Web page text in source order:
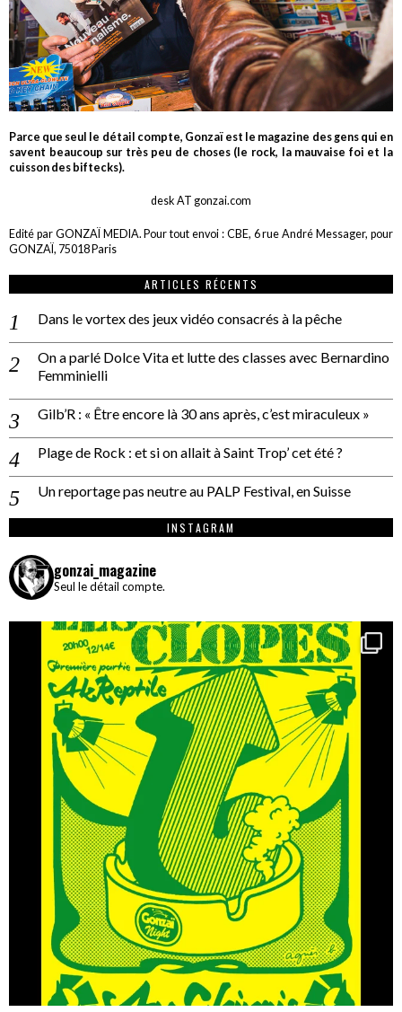
Parce que seul le détail compte, Gonzaï est le magazine des gens qui en
savent beaucoup sur très peu de choses (le rock, la mauvaise foi et la
cuisson des biftecks).
desk AT gonzai.com
Edité par GONZAÏ MEDIA. Pour tout envoi : CBE, 6 rue André Messager, pour
GONZAÏ, 75018 Paris
ARTICLES RÉCENTS
Dans le vortex des jeux vidéo consacrés à la pêche
On a parlé Dolce Vita et lutte des classes avec Bernardino
Femminielli
Gilb’R : « Être encore là 30 ans après, c’est miraculeux »
Plage de Rock : et si on allait à Saint Trop’ cet été ?
Un reportage pas neutre au PALP Festival, en Suisse
INSTAGRAM
gonzai_magazine
Seul le détail compte.